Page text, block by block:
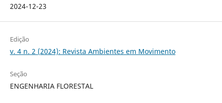
2024-12-23
Edição
v. 4 n. 2 (2024): Revista Ambientes em Movimento
Seção
ENGENHARIA FLORESTAL